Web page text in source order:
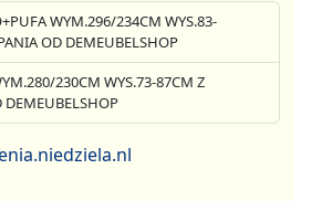
WYM.296/234CM WYS.83-
OD DEMEUBELSHOP
230CM WYS.73-87CM Z
DEMEUBELSHOP